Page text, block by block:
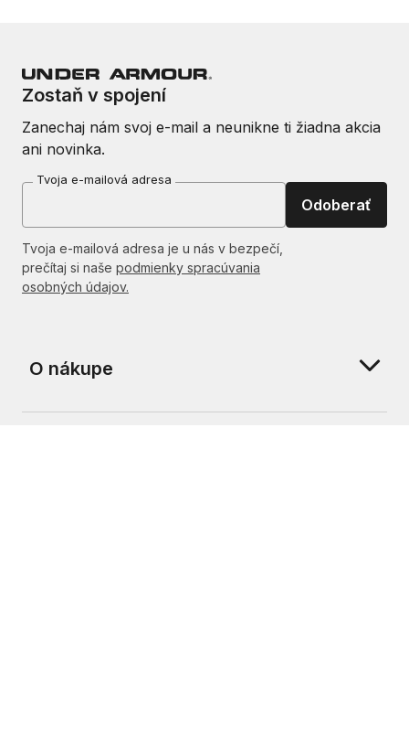
Zostaň v spojení
Zanechaj nám svoj e-mail a neunikne ti žiadna akcia
ani novinka.
Tvoja e-mailová adresa
Odoberať
Tvoja e-mailová adresa je u nás v bezpečí,
prečítaj si naše podmienky spracúvania
osobných údajov.
O nákupe